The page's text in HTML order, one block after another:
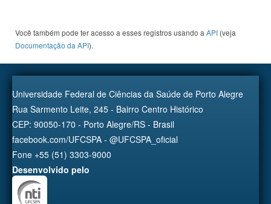
Você também pode ter acesso a esses registros usando a API (veja
Documentação da API).
Universidade Federal de Ciências da Saúde de Porto Alegre
Rua Sarmento Leite, 245 - Bairro Centro Histórico
CEP: 90050-170 - Porto Alegre/RS - Brasil
facebook.com/UFCSPA - @UFCSPA_oficial
Fone +55 (51) 3303-9000
Desenvolvido pelo